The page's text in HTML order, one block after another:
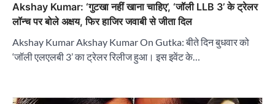
Akshay Kumar: ‘गुटखा नहीं खाना चाहिए’, ‘जॉली LLB 3’ के ट्रेलर
लॉन्च पर बोले अक्षय, फिर हाजिर जवाबी से जीता दिल
Akshay Kumar Akshay Kumar On Gutka: बीते दिन बुधवार को
‘जॉली एलएलबी 3’ का ट्रेलर रिलीज हुआ। इस इवेंट के…